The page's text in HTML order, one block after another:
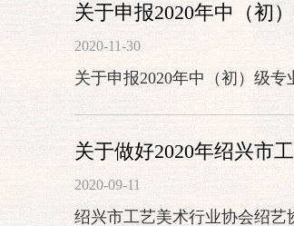
关于申报2020年中（初
2020-11-30
关于申报2020年中（初）级
关于做好2020年绍兴市
2020-09-11
绍兴市工艺美术行业协会绍艺